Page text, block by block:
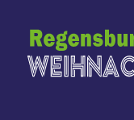
Inhalt
springen